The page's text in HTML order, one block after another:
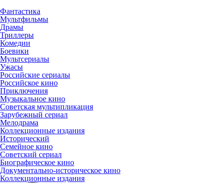
Фантастика
Мультфильмы
Драмы
Триллеры
Комедии
Боевики
Мультсериалы
Ужасы
Российские сериалы
Российское кино
Приключения
Музыкальное кино
Советская мультипликация
Зарубежный сериал
Мелодрама
Коллекционные издания
Исторический
Семейное кино
Советский сериал
Биографическое кино
Документально-историческое кино
Коллекционные издания